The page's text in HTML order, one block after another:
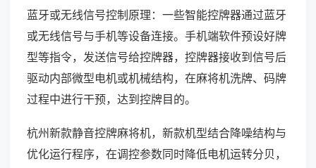
蓝牙或无线信号控制原理：一些智能控牌器通过蓝牙
或无线信号与手机等设备连接。手机端软件预设好牌
型等指令，发送信号给控牌器，控牌器接收到信号后
驱动内部微型电机或机械结构，在麻将机洗牌、码牌
过程中进行干预，达到控牌目的。
杭州新款静音控牌麻将机，新款机型结合降噪结构与
优化运行程序，在调控参数同时降低电机运转分贝，